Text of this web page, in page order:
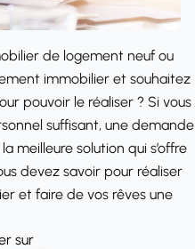
de logement neuf ou
immobilier et souhaitez
pouvoir le réaliser ? Si vous
suffisant, une demande
meilleure solution qui s’offre
devez savoir pour réaliser
et faire de vos rêves une
sur